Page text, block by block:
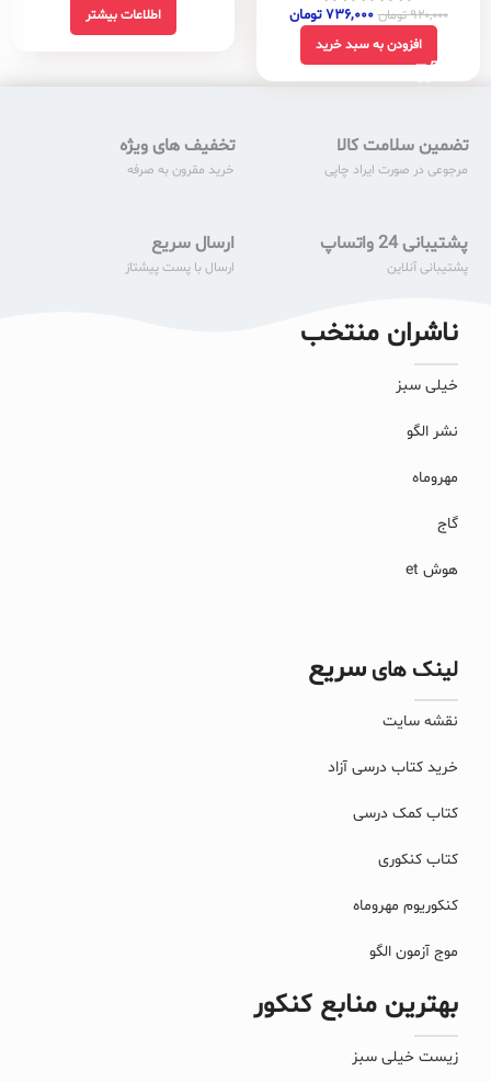
۹۲۰,۰۰۰تومان ۷۳۶,۰۰۰ تومان
افزودن به سبد خرید
اطلاعات بیشتر
تضمین سلامت کالا
مرجوعی در صورت ایراد چاپی
تخفیف های ویژه
خرید مقرون به صرفه
پشتیبانی 24 واتساپ
پشتیبانی آنلاین
ارسال سریع
ارسال با پست پیشتاز
ناشران منتخب
خیلی سبز
نشر الگو
مهروماه
گاج
هوش et
لینک های سریع
نقشه سایت
خرید کتاب درسی آزاد
کتاب کمک درسی
کتاب کنکوری
کنکوریوم مهروماه
موج آزمون الگو
بهترین منابع کنکور
زیست خیلی سبز